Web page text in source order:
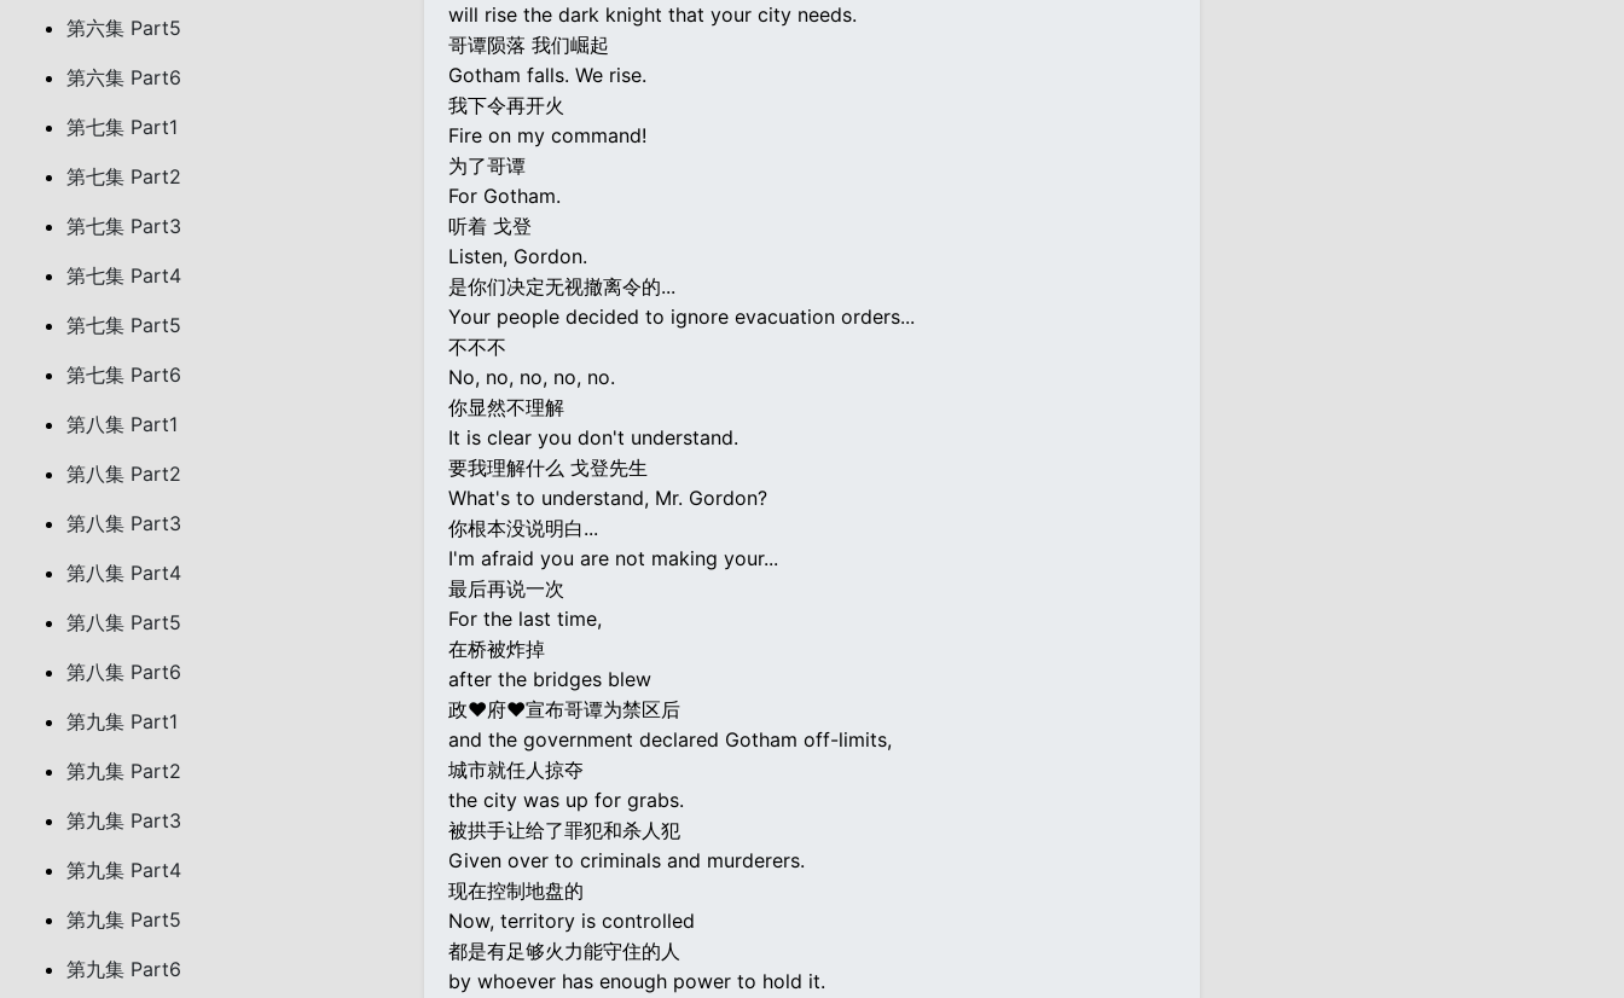
第六集 Part5
第六集 Part6
第七集 Part1
第七集 Part2
第七集 Part3
第七集 Part4
第七集 Part5
第七集 Part6
第八集 Part1
第八集 Part2
第八集 Part3
第八集 Part4
第八集 Part5
第八集 Part6
第九集 Part1
第九集 Part2
第九集 Part3
第九集 Part4
第九集 Part5
第九集 Part6
will rise the dark knight that your city needs.
哥谭陨落 我们崛起
Gotham falls. We rise.
我下令再开火
Fire on my command!
为了哥谭
For Gotham.
听着 戈登
Listen, Gordon.
是你们决定无视撤离令的...
Your people decided to ignore evacuation orders...
不不不
No, no, no, no, no.
你显然不理解
It is clear you don't understand.
要我理解什么 戈登先生
What's to understand, Mr. Gordon?
你根本没说明白...
I'm afraid you are not making your...
最后再说一次
For the last time,
在桥被炸掉
after the bridges blew
政♥府♥宣布哥谭为禁区后
and the government declared Gotham off-limits,
城市就任人掠夺
the city was up for grabs.
被拱手让给了罪犯和杀人犯
Given over to criminals and murderers.
现在控制地盘的
Now, territory is controlled
都是有足够火力能守住的人
by whoever has enough power to hold it.